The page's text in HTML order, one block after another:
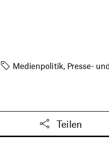
Medienpolitik, Presse-
Teilen